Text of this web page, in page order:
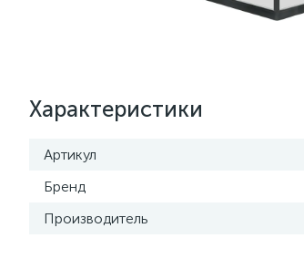
Характеристики
Артикул
Бренд
Производитель